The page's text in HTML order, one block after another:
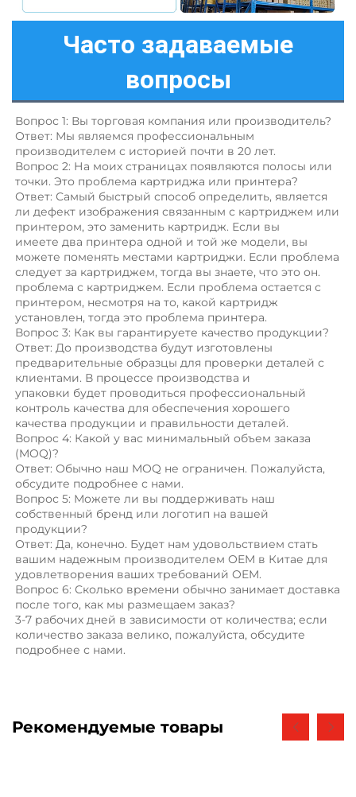
Часто задаваемые
вопросы
Вопрос 1: Вы торговая компания или производитель?
Ответ: Мы являемся профессиональным
производителем с историей почти в 20 лет.
Вопрос 2: На моих страницах появляются полосы или
точки. Это проблема картриджа или принтера?
Ответ: Самый быстрый способ определить, является
ли дефект изображения связанным с картриджем или
принтером, это заменить картридж. Если вы
имеете два принтера одной и той же модели, вы
можете поменять местами картриджи. Если проблема
следует за картриджем, тогда вы знаете, что это он.
проблема с картриджем. Если проблема остается с
принтером, несмотря на то, какой картридж
установлен, тогда это проблема принтера.
Вопрос 3: Как вы гарантируете качество продукции?
Ответ: До производства будут изготовлены
предварительные образцы для проверки деталей с
клиентами. В процессе производства и
упаковки будет проводиться профессиональный
контроль качества для обеспечения хорошего
качества продукции и правильности деталей.
Вопрос 4: Какой у вас минимальный объем заказа
(MOQ)?
Ответ: Обычно наш MOQ не ограничен. Пожалуйста,
обсудите подробнее с нами.
Вопрос 5: Можете ли вы поддерживать наш
собственный бренд или логотип на вашей
продукции?
Ответ: Да, конечно. Будет нам удовольствием стать
вашим надежным производителем OEM в Китае для
удовлетворения ваших требований OEM.
Вопрос 6: Сколько времени обычно занимает доставка
после того, как мы размещаем заказ?
3-7 рабочих дней в зависимости от количества; если
количество заказа велико, пожалуйста, обсудите
подробнее с нами.
Рекомендуемые товары